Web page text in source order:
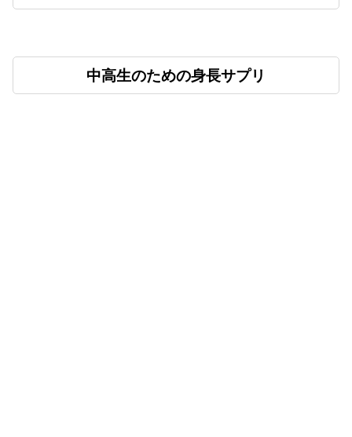
中高生のための身長サプリ